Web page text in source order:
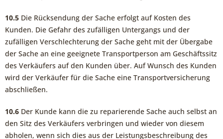
10.5 Die Rücksendung der Sache erfolgt auf Kosten des
Kunden. Die Gefahr des zufälligen Untergangs und der
zufälligen Verschlechterung der Sache geht mit der Übergabe
der Sache an eine geeignete Transportperson am Geschäftssitz
des Verkäufers auf den Kunden über. Auf Wunsch des Kunden
wird der Verkäufer für die Sache eine Transportversicherung
abschließen.
10.6 Der Kunde kann die zu reparierende Sache auch selbst an
den Sitz des Verkäufers verbringen und wieder von diesem
abholen, wenn sich dies aus der Leistungsbeschreibung des